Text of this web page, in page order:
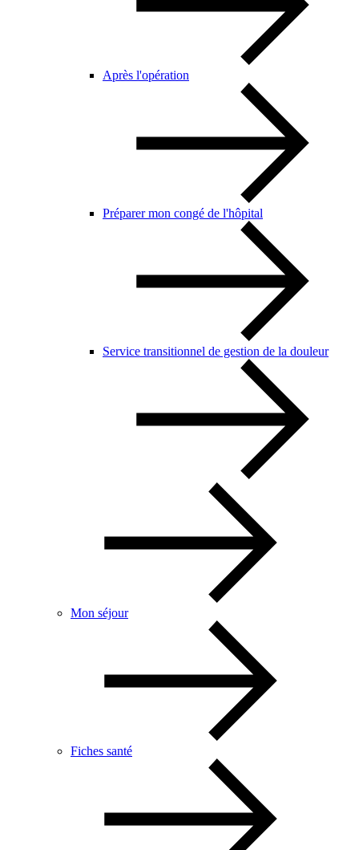
Après l'opération
Préparer mon congé de l'hôpital
Service transitionnel de gestion de la douleur
Mon séjour
Fiches santé